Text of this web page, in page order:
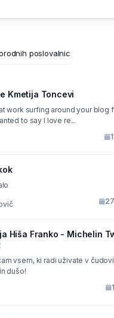
poslovalnic
Kmetija Toncevi
work surfing around your blog
to say I love re...
Hiša Franko - Michelin
vsem, ki radi uživate v
dušo!